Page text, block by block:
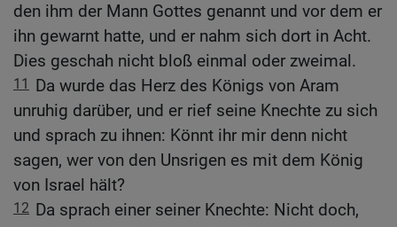
den ihm der Mann Gottes genannt und vor dem er
ihn gewarnt hatte, und er nahm sich dort in Acht.
Dies geschah nicht bloß einmal oder zweimal.
11
Da wurde das Herz des Königs von Aram
unruhig darüber, und er rief seine Knechte zu sich
und sprach zu ihnen: Könnt ihr mir denn nicht
sagen, wer von den Unsrigen es mit dem König
von Israel hält?
12 Da sprach einer seiner Knechte: Nicht doch,